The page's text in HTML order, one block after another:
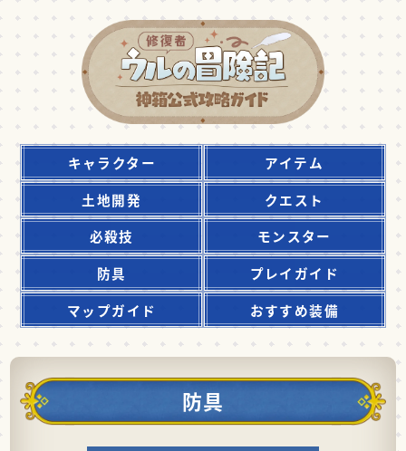
キャラクター
アイテム
土地開発
クエスト
必殺技
モンスター
防具
プレイガイド
マップガイド
おすすめ装備
防具